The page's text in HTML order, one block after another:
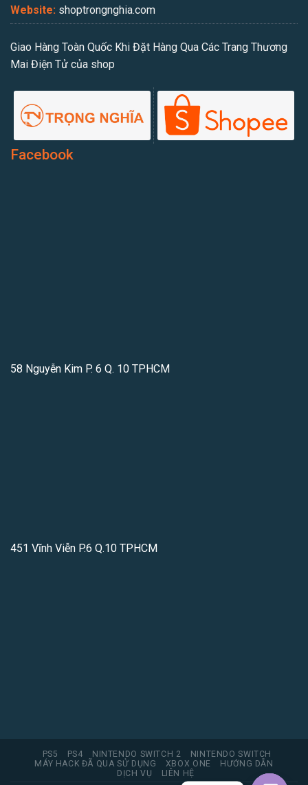
Website: shoptrongnghia.com
Giao Hàng Toàn Quốc Khi Đặt Hàng Qua Các Trang Thương
Mai Điện Tử của shop
Facebook
58 Nguyễn Kim P. 6 Q. 10 TPHCM
451 Vĩnh Viễn P.6 Q.10 TPHCM
PS5 PS4 NINTENDO SWITCH 2
NINTENDO SWITCH
MÁY HACK ĐÃ QUA SỬ DỤNG
XBOX ONE
HƯỚNG DẪN
DỊCH VỤ
LIÊN HỆ